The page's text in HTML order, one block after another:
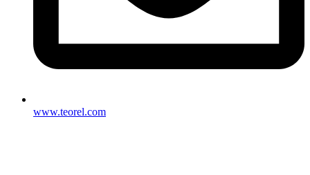
www.teorel.com